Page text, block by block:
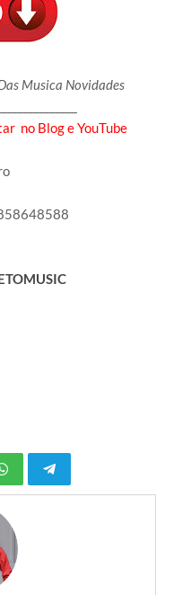
Musica Novidades
no Blog e YouTube